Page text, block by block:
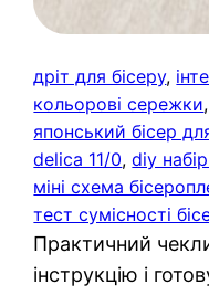
дріт для бісеру,
кольорові сережки,
японський бісер
delica 11/0, diy
міні схема
тест сумісності
Практичний
інструкцію і